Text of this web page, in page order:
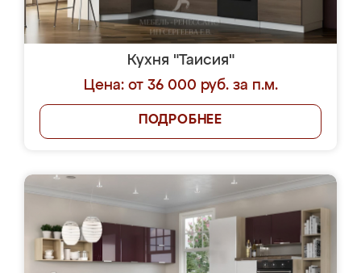
Кухня "Таисия"
Цена: от 36 000 руб. за п.м.
ПОДРОБНЕЕ